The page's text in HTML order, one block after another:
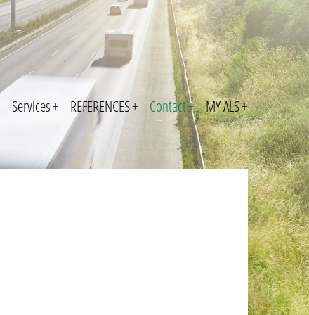
Services+ REFERENCES+ Contact+ MY ALS+